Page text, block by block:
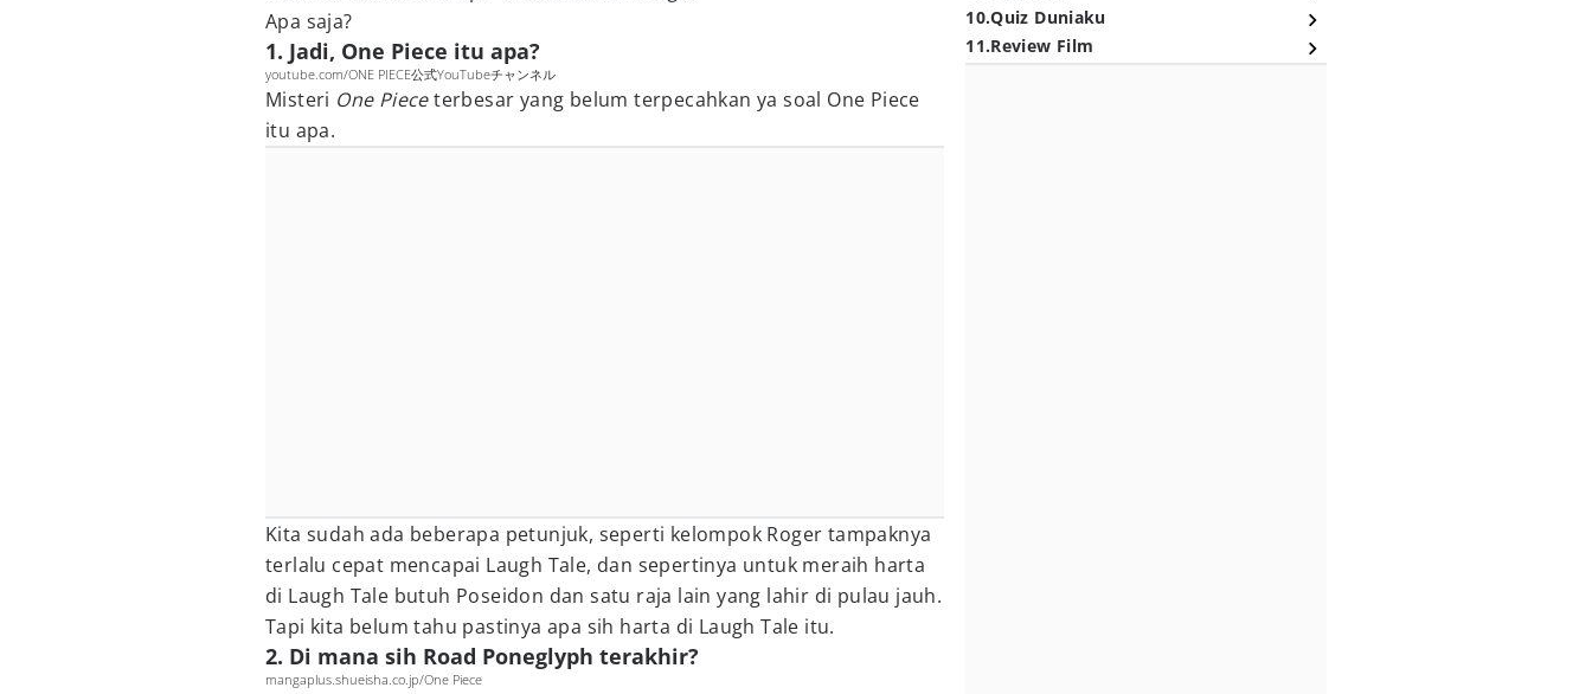
Apa saja?
1. Jadi, One Piece itu apa?
youtube.com/ONE PIECE公式YouTubeチャンネル
Misteri One Pieceterbesar yang belum terpecahkan ya soal One Piece
itu apa.
Kita sudah ada beberapa petunjuk, seperti kelompok Roger tampaknya
terlalu cepat mencapai Laugh Tale, dan sepertinya untuk meraih harta
di Laugh Tale butuh Poseidon dan satu raja lain yang lahir di pulau jauh.
Tapi kita belum tahu pastinya apa sih harta di Laugh Tale itu.
2. Di mana sih Road Poneglyph terakhir?
mangaplus.shueisha.co.jp/One Piece
10.Quiz Duniaku
11.Review Film